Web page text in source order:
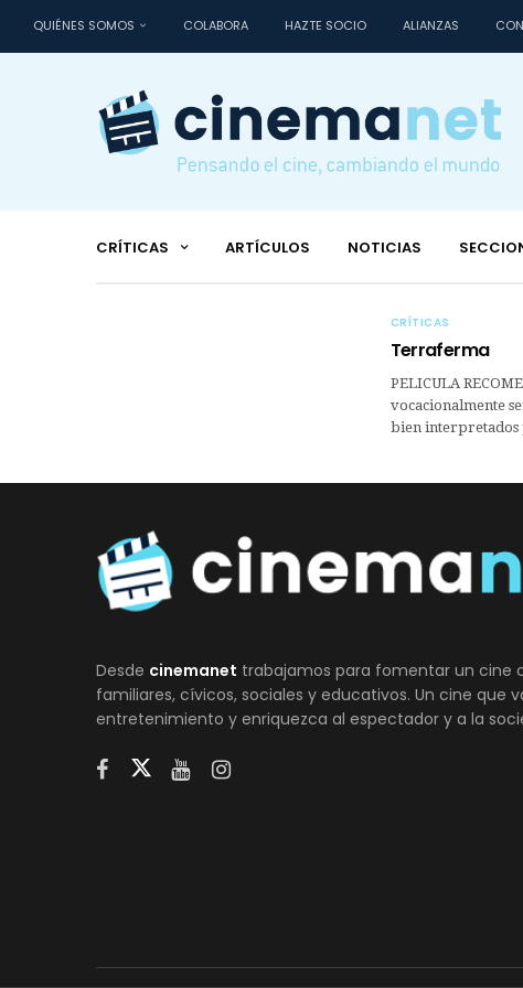
QUIÉNES SOMOS COLABORA HAZTE SOCIO ALIANZAS
CRÍTICAS ARTÍCULOS NOTICIAS
CRÍTICAS
Terraferma
PELICULA
vocacionalmente
bien interpretados
Desde cinemanet trabajamos para fomentar un cine
familiares, cívicos, sociales y educativos. Un cine que
entretenimiento y enriquezca al espectador y a la